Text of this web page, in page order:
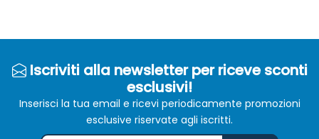
Iscriviti alla newsletter per riceve sconti
esclusivi!
Inserisci la tua email e ricevi periodicamente promozioni
esclusive riservate agli iscritti.